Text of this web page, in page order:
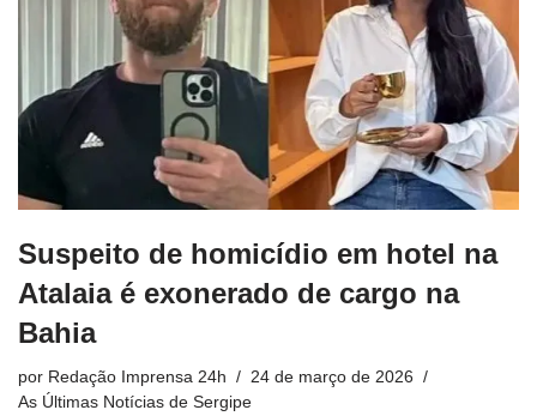
Suspeito de homicídio em hotel na
Atalaia é exonerado de cargo na
Bahia
por Redação Imprensa 24h
24 de março de 2026
As Últimas Notícias de Sergipe